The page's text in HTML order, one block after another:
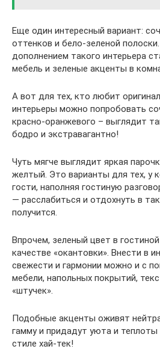
Еще один интересный вариант:
оттенков и бело-зеленой
дополнением такого интерьера
мебель и зеленые акценты в
А вот для тех, кто любит
интерьеры можно попробовать
красно-оранжевого – выглядит
бодро и экстравагантно!
Чуть мягче выглядит яркая
желтый. Это варианты для тех, у
гости, наполняя гостиную
— расслабиться и отдохнуть в
получится.
Впрочем, зеленый цвет в
качестве «окантовки». Внести в
свежести и гармонии можно и с
мебели, напольных покрытий,
«штучек».
Подобные акценты оживят
гамму и придадут уюта и теплоты
стиле хай-тек!